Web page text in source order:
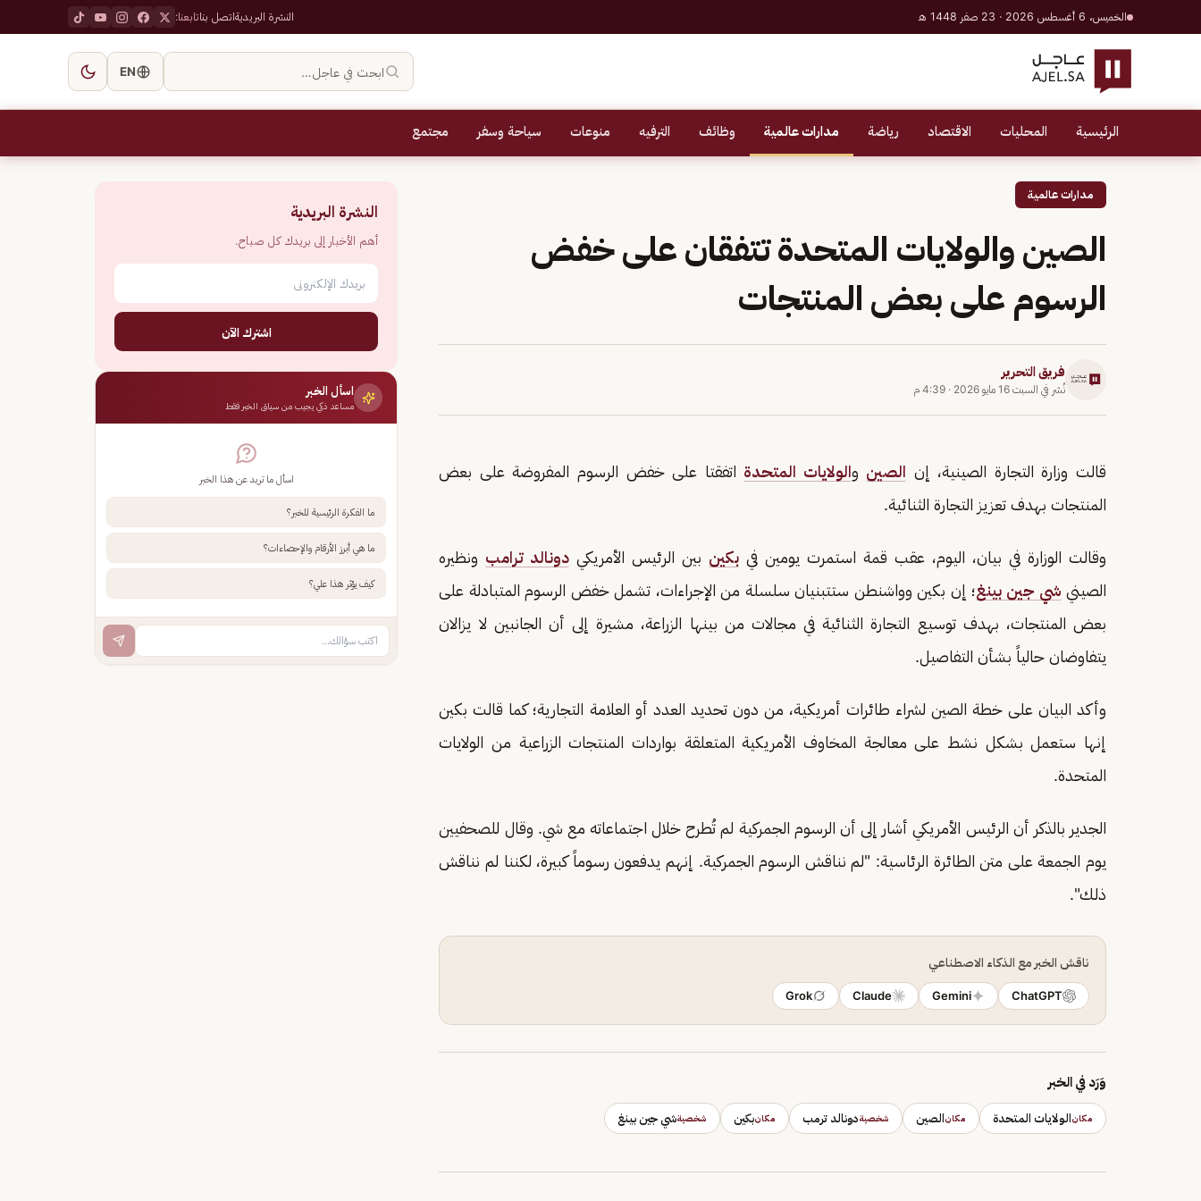
الخميس، 6 أغسطس 2026 · 23 صفر 1448 هـ النشرة البريديةاتصل بناتابعنا:
ابحث في عاجل… EN
الرئيسية المحليات الاقتصاد رياضة مدارات عالمية وظائف الترفيه منوعات سياحة وسفر مجتمع
مدارات عالمية
الصين والولايات المتحدة تتفقان على خفض
الرسوم على بعض المنتجات
فريق التحرير
نُشر في السبت 16 مايو 2026 · 4:39 م
قالت وزارة التجارة الصينية، إن الصين والولايات المتحدة اتفقتا على خفض الرسوم المفروضة على بعض
المنتجات بهدف تعزيز التجارة الثنائية.
وقالت الوزارة في بيان، اليوم، عقب قمة استمرت يومين في بكين بين الرئيس الأمريكي دونالد ترامب ونظيره
الصيني شي جين بينغ؛ إن بكين وواشنطن ستتبنيان سلسلة من الإجراءات، تشمل خفض الرسوم المتبادلة على
بعض المنتجات، بهدف توسيع التجارة الثنائية في مجالات من بينها الزراعة، مشيرة إلى أن الجانبين لا يزالان
يتفاوضان حالياً بشأن التفاصيل.
وأكد البيان على خطة الصين لشراء طائرات أمريكية، من دون تحديد العدد أو العلامة التجارية؛ كما قالت بكين
إنها ستعمل بشكل نشط على معالجة المخاوف الأمريكية المتعلقة بواردات المنتجات الزراعية من الولايات
المتحدة.
الجدير بالذكر أن الرئيس الأمريكي أشار إلى أن الرسوم الجمركية لم تُطرح خلال اجتماعاته مع شي. وقال للصحفيين
يوم الجمعة على متن الطائرة الرئاسية: "لم نناقش الرسوم الجمركية. إنهم يدفعون رسوماً كبيرة، لكننا لم نناقش
ذلك".
ناقش الخبر مع الذكاء الاصطناعي
ChatGPT
Gemini
Claude
Grok
وَرَد في الخبر
مكانالولايات المتحدة مكانالصين شخصيةدونالد ترمب مكانبكين شخصيةشي جين بينغ
النشرة البريدية
أهم الأخبار إلى بريدك كل صباح.
اشترك الآن
اسأل الخبر
مساعد ذكي يجيب من سياق الخبر فقط
اسأل ما تريد عن هذا الخبر
ما الفكرة الرئيسية للخبر؟
ما هي أبرز الأرقام والإحصاءات؟
كيف يؤثر هذا علي؟